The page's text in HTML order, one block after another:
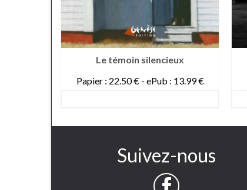
Le témoin silencieux
Papier : 22.50 € - ePub : 13.99 €
Suivez-nous